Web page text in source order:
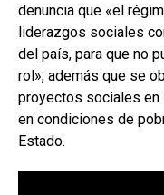
denuncia que «el
liderazgos sociales
del país, para que no
rol», además que se
proyectos sociales en
en condiciones de
Estado.